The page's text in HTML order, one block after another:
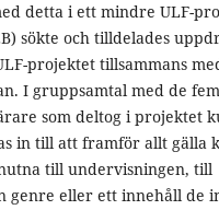
detta i ett mindre ULF-
sökte och tilldelades
projektet tillsammans
I gruppsamtal med de fem
som deltog i projektet
in till att framför allt gälla
till undervisningen, till
genre eller ett innehåll de